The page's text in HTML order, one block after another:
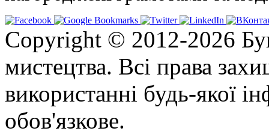
Copyright © 2012-2026
мистецтва. Всі права
використанні будь-якої
обов'язкове.